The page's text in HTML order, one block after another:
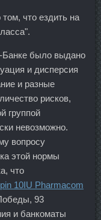
что ездить на
Банке было выдано
и дисперсия
и разные
рисков,
группой
невозможно.
вопросу
этой нормы
что
10IU Pharmacom
93
и банкоматы